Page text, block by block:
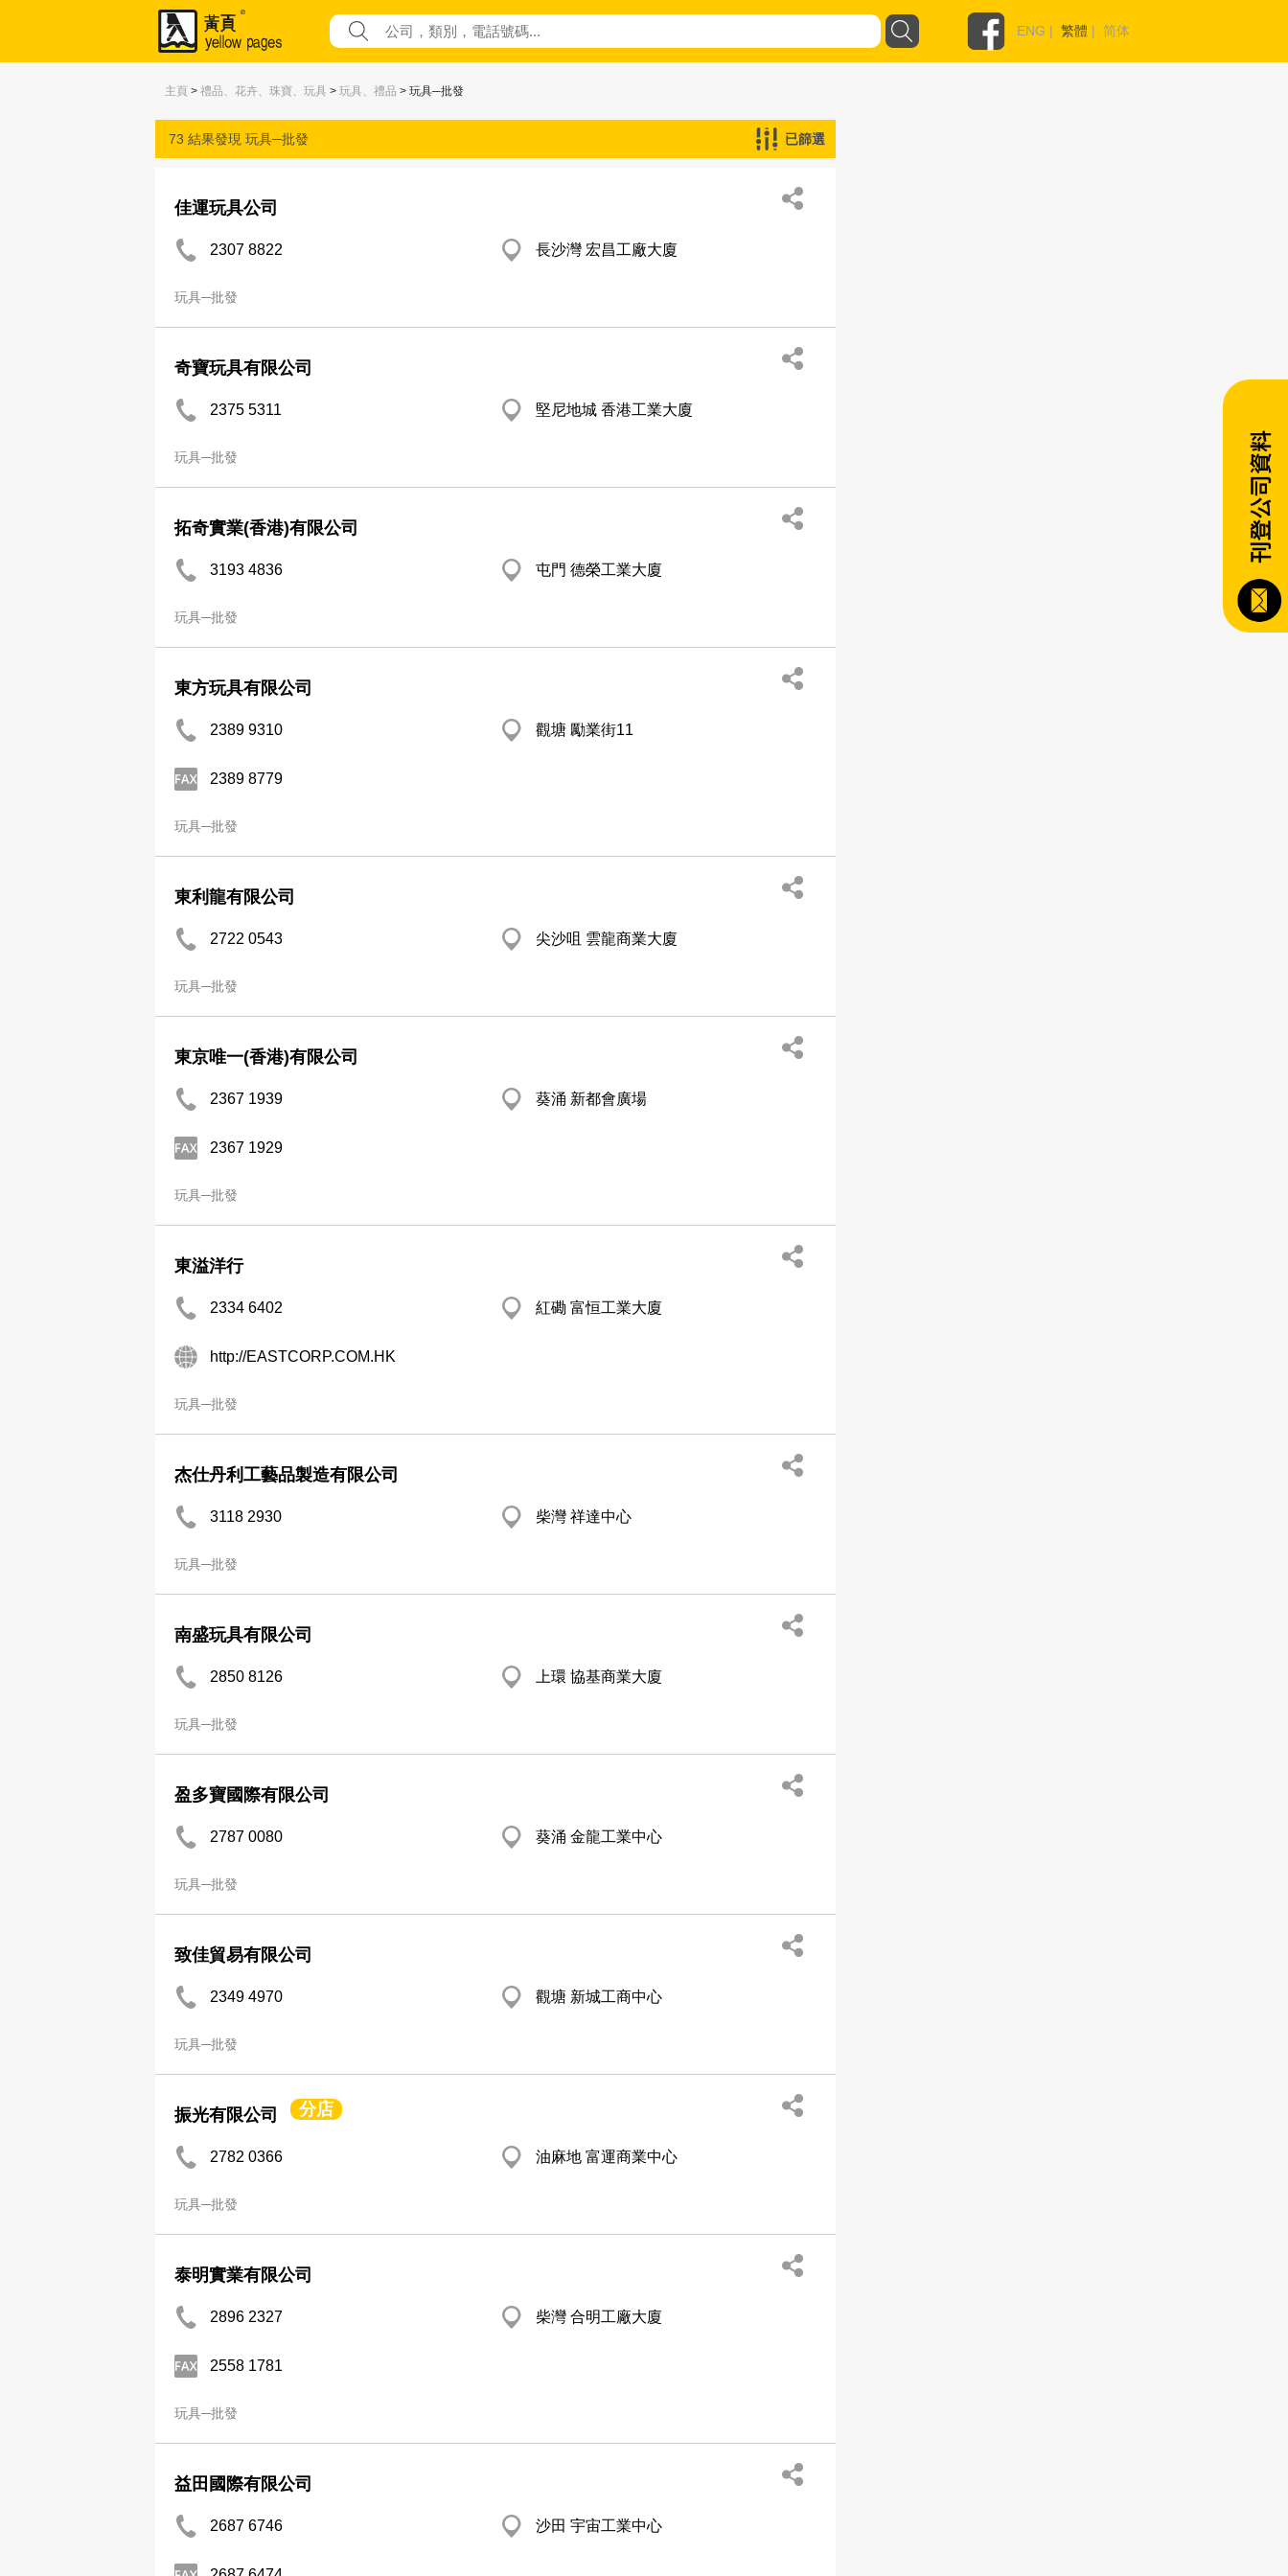
ENG | 繁體 | 简体
主頁 > 禮品、花卉、珠寶、玩具 > 玩具、禮品 > 玩具─批發
73 結果發現 玩具─批發 已篩選
佳運玩具公司
2307 8822 長沙灣 宏昌工廠大廈
玩具─批發
奇寶玩具有限公司
2375 5311 堅尼地城 香港工業大廈
玩具─批發
拓奇實業(香港)有限公司
3193 4836 屯門 德榮工業大廈
玩具─批發
東方玩具有限公司
2389 9310 觀塘 勵業街11
2389 8779
玩具─批發
東利龍有限公司
2722 0543 尖沙咀 雲龍商業大廈
玩具─批發
東京唯一(香港)有限公司
2367 1939 葵涌 新都會廣場
2367 1929
玩具─批發
東溢洋行
2334 6402 紅磡 富恒工業大廈
http://EASTCORP.COM.HK
玩具─批發
杰仕丹利工藝品製造有限公司
3118 2930 柴灣 祥達中心
玩具─批發
南盛玩具有限公司
2850 8126 上環 協基商業大廈
玩具─批發
盈多寶國際有限公司
2787 0080 葵涌 金龍工業中心
玩具─批發
致佳貿易有限公司
2349 4970 觀塘 新城工商中心
玩具─批發
振光有限公司 分店
2782 0366 油麻地 富運商業中心
玩具─批發
泰明實業有限公司
2896 2327 柴灣 合明工廠大廈
2558 1781
玩具─批發
益田國際有限公司
2687 6746 沙田 宇宙工業中心